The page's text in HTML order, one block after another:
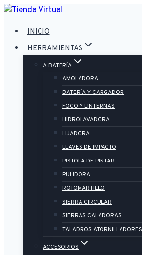
Saltar
contenido
INICIO
HERRAMIENTAS
A BATERÍA
AMOLADORA
BATERÍA Y CARGADOR
FOCO Y LINTERNAS
HIDROLAVADORA
LIJADORA
LLAVES DE IMPACTO
PISTOLA DE PINTAR
PULIDORA
ROTOMARTILLO
SIERRA CIRCULAR
SIERRAS CALADORAS
TALADROS ATORNILLADORES
ACCESORIOS